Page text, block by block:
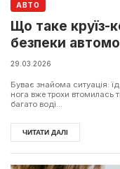
АВТО
Що таке круїз-
безпеки
для водія
29.03.2026
Буває знайома ситуація:
нога вже трохи втомилась
багато воді...
ЧИТАТИ ДАЛІ